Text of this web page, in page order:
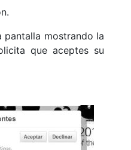
pantalla mostrando la
que aceptes su